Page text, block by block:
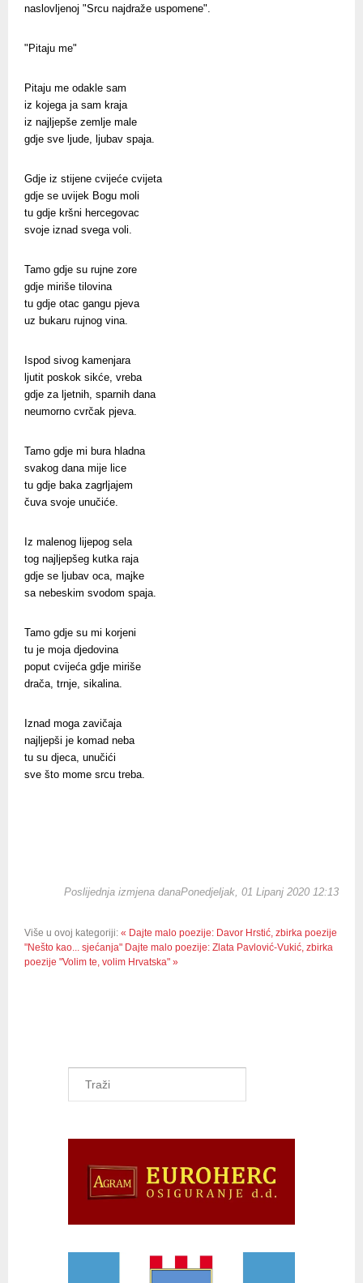
naslovljenoj "Srcu najdraže uspomene".
"Pitaju me"
Pitaju me odakle sam
iz kojega ja sam kraja
iz najljepše zemlje male
gdje sve ljude, ljubav spaja.
Gdje iz stijene cvijeće cvijeta
gdje se uvijek Bogu moli
tu gdje kršni hercegovac
svoje iznad svega voli.
Tamo gdje su rujne zore
gdje miriše tilovina
tu gdje otac gangu pjeva
uz bukaru rujnog vina.
Ispod sivog kamenjara
ljutit poskok sikće, vreba
gdje za ljetnih, sparnih dana
neumorno cvrčak pjeva.
Tamo gdje mi bura hladna
svakog dana mije lice
tu gdje baka zagrljajem
čuva svoje unučiće.
Iz malenog lijepog sela
tog najljepšeg kutka raja
gdje se ljubav oca, majke
sa nebeskim svodom spaja.
Tamo gdje su mi korjeni
tu je moja djedovina
poput cvijeća gdje miriše
drača, trnje, sikalina.
Iznad moga zavičaja
najljepši je komad neba
tu su djeca, unučići
sve što mome srcu treba.
Poslijednja izmjena danaPonedjeljak, 01 Lipanj 2020 12:13
Više u ovoj kategoriji: « Dajte malo poezije: Davor Hrstić, zbirka poezije
"Nešto kao... sjećanja" Dajte malo poezije: Zlata Pavlović-Vukić, zbirka
poezije "Volim te, volim Hrvatska" »